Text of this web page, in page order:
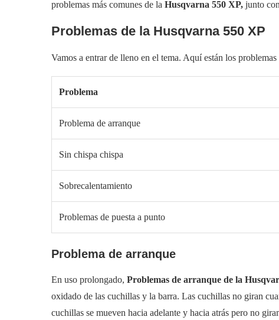
problemas más comunes de la Husqvarna 550 XP, junto
Problemas de la Husqvarna 550 XP
Vamos a entrar de lleno en el tema. Aquí están los
Problema
Problema de arranque
Sin chispa chispa
Sobrecalentamiento
Problemas de puesta a punto
Problema de arranque
En uso prolongado, Problemas de arranque de la
oxidado de las cuchillas y la barra. Las cuchillas no giran
cuchillas se mueven hacia adelante y hacia atrás pero no